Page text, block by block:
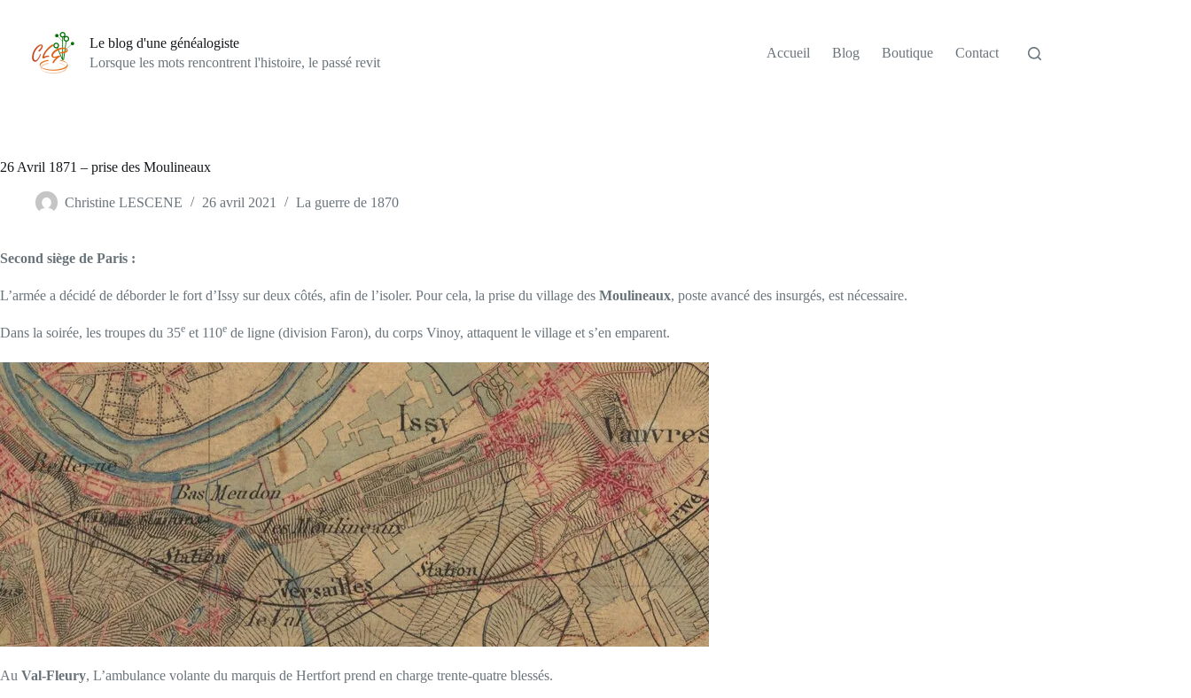
Le blog d'une généalogiste
Lorsque les mots rencontrent l'histoire, le passé revit
Accueil Blog Boutique Contact
26 Avril 1871 – prise des Moulineaux
Christine LESCENE 26 avril 2021 La guerre de 1870
Second siège de Paris :
L’armée a décidé de déborder le fort d’Issy sur deux côtés, afin de l’isoler. Pour cela, la prise du village des Moulineaux, poste avancé des insurgés, est nécessaire.
Dans la soirée, les troupes du 35e et 110e de ligne (division Faron), du corps Vinoy, attaquent le village et s’en emparent.
Au Val-Fleury, L’ambulance volante du marquis de Hertfort prend en charge trente-quatre blessés.